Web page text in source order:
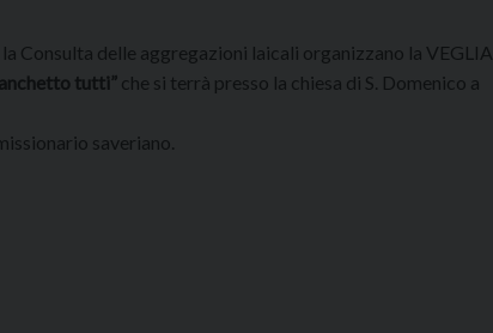
Consulta delle aggregazioni laicali organizzano la VEGLIA
tutti” che si terrà presso la chiesa di S. Domenico a
saveriano.